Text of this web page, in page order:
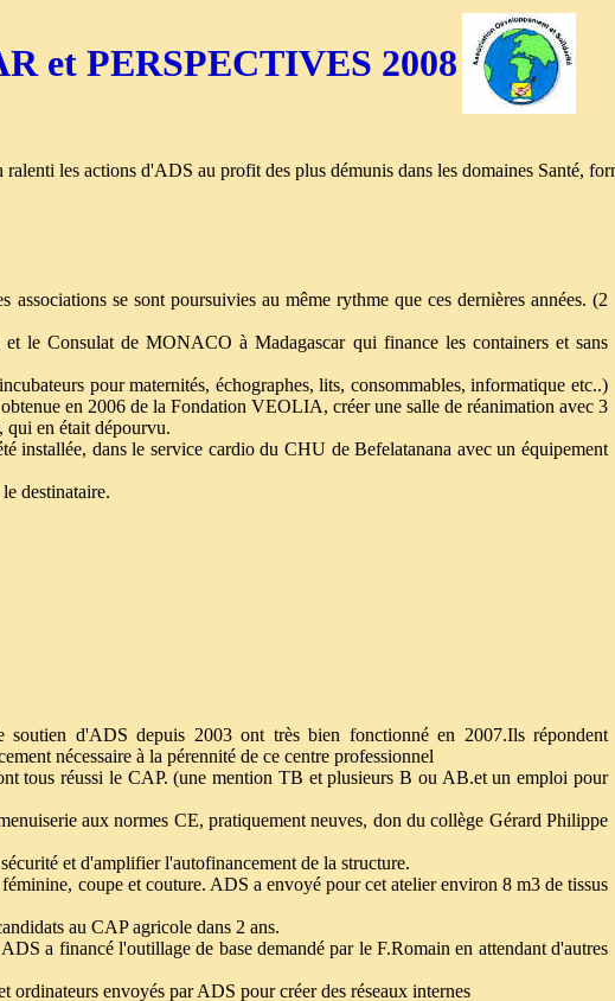
et PERSPECTIVES 2008
les actions d'ADS au profit des plus démunis dans les domaines Santé,
se sont poursuivies au même rythme que ces dernières années. (2
le Consulat de MONACO à Madagascar qui finance les containers et sans
pour maternités, échographes, lits, consommables, informatique etc..)
en 2006 de la Fondation VEOLIA, créer une salle de réanimation avec 3
qui en était dépourvu.
installée, dans le service cardio du CHU de Befelatanana avec un équipement
destinataire.
d'ADS depuis 2003 ont très bien fonctionné en 2007.Ils répondent
nécessaire à la pérennité de ce centre professionnel
tous réussi le CAP. (une mention TB et plusieurs B ou AB.et un emploi pour
aux normes CE, pratiquement neuves, don du collège Gérard Philippe
et d'amplifier l'autofinancement de la structure.
coupe et couture. ADS a envoyé pour cet atelier environ 8 m3 de tissus
au CAP agricole dans 2 ans.
a financé l'outillage de base demandé par le F.Romain en attendant d'autres
ordinateurs envoyés par ADS pour créer des réseaux internes